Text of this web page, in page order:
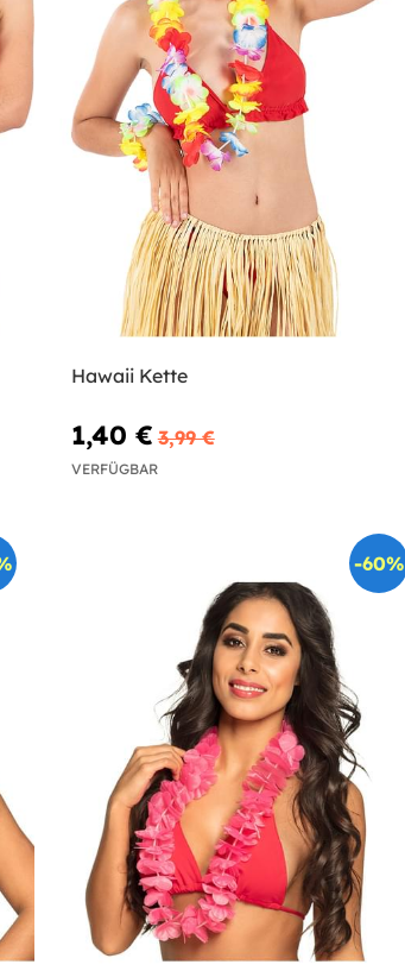
Hawaii Kette
1,40 € 3,99 €
VERFÜGBAR
-60%